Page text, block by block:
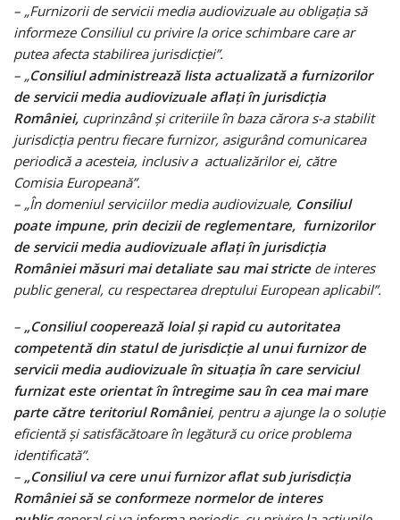
– „Furnizorii de servicii media audiovizuale au obligația să
informeze Consiliul cu privire la orice schimbare care ar
putea afecta stabilirea jurisdicției”.
– „Consiliul administrează lista actualizată a furnizorilor
de servicii media audiovizuale aflați în jurisdicția
României, cuprinzând și criteriile în baza cărora s-a stabilit
jurisdicția pentru fiecare furnizor, asigurând comunicarea
periodică a acesteia, inclusiv a actualizărilor ei, către
Comisia Europeană”.
– „În domeniul serviciilor media audiovizuale, Consiliul
poate impune, prin decizii de reglementare, furnizorilor
de servicii media audiovizuale aflați în jurisdicția
României măsuri mai detaliate sau mai strictede interes
public general, cu respectarea dreptului European aplicabil”.
– „Consiliul cooperează loial și rapid cu autoritatea
competentă din statul de jurisdicție al unui furnizor de
servicii media audiovizuale în situația în care serviciul
furnizat este orientat în întregime sau în cea mai mare
parte către teritoriul României, pentru a ajunge la o soluție
eficientă și satisfăcătoare în legătură cu orice problema
identificată”.
– „Consiliul va cere unui furnizor aflat sub jurisdicția
României să se conformeze normelor de interes